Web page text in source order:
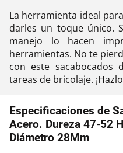
La herramienta ideal
darles un toque único.
manejo lo hacen
herramientas. No te
con este sacabocados
tareas de bricolaje.
Especificaciones de
Acero. Dureza 47-52
Diámetro 28Mm